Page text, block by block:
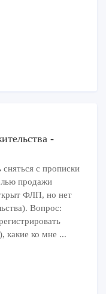
-
с прописки
продажи
ФЛП, но нет
Вопрос:
какие ко мне ...